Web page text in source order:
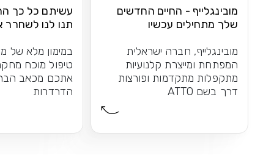
מובינגלייף - החיים החדשים
שלך מתחילים עכשיו
מובינגלייף, חברה ישראלית
המפתחת ומייצרת קלנועיות
מתקפלות מתקדמות ופורצות
דרך בשם ATTO
עשיתם כל כך
תנו לנו
במימון מלא של
טיפול מוכח
אתכם מכאב
הדרדרות